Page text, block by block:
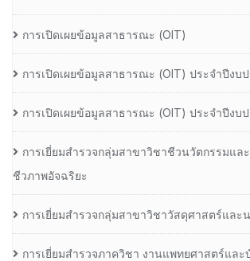
การเปิดเผยข้อมูลสาธารณะ (OIT)
การเปิดเผยข้อมูลสาธารณะ (OIT) ประจำปีงบ
การเปิดเผยข้อมูลสาธารณะ (OIT) ประจำปีงบ
การเยี่ยมสำรวจกลุ่มสาขาวิชาชีวนวัตกรรมแ
ชีวภาพอัจฉริยะ
การเยี่ยมสำรวจกลุ่มสาขาวิชาวัสดุศาสตร์และ
การเยี่ยมสำรวจภาควิชา งานแพทยศาสตร์แล